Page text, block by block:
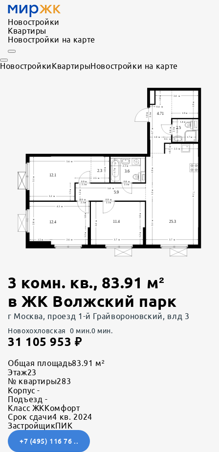
Новостройки
Квартиры
Новостройки на карте
НовостройкиКвартирыНовостройки на карте
3 комн. кв., 83.91 м²
вЖК Волжский парк
г Москва, проезд 1-й Грайвороновский, влд 3
Новохохловская 0 мин.0 мин.
31 105 953 ₽
Общая площадь83.91 м²
Этаж23
№ квартиры283
Корпус -
Подъезд -
Класс ЖККомфорт
Срок сдачи4 кв. 2024
ЗастройщикПИК
+7 (495) 116 76 ..